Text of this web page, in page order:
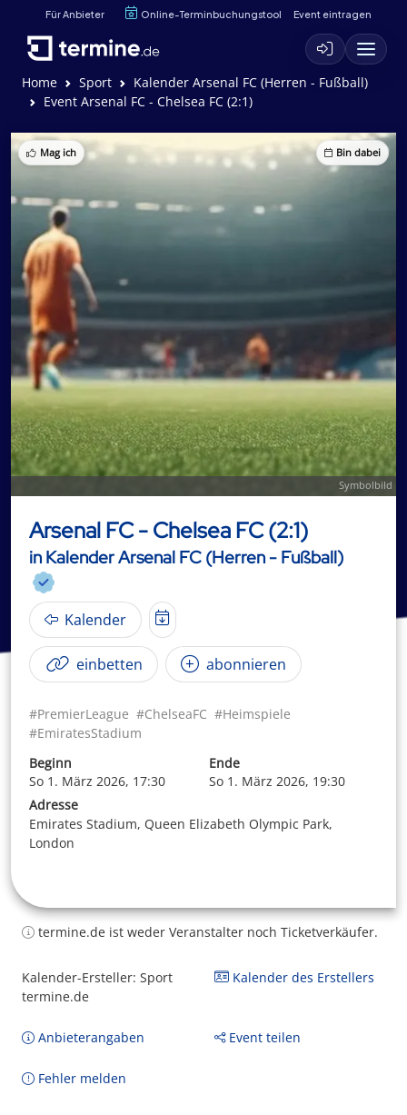
Für Anbieter Online-Terminbuchungstool Event eintragen
Home Sport
Kalender Arsenal FC (Herren - Fußball)
Event Arsenal FC - Chelsea FC (2:1)
Mag ich Bin dabei
Symbolbild
Arsenal FC - Chelsea FC (2:1)
in Kalender Arsenal FC (Herren - Fußball)
Kalender
einbetten abonnieren
#PremierLeague #ChelseaFC #Heimspiele
#EmiratesStadium
Beginn
So 1. März 2026, 17:30
Ende
So 1. März 2026, 19:30
Adresse
Emirates Stadium, Queen Elizabeth Olympic Park,
London
termine.de ist weder Veranstalter noch Ticketverkäufer.
Kalender-Ersteller: Sport
termine.de
Kalender des Erstellers
Anbieterangaben Event teilen
Fehler melden